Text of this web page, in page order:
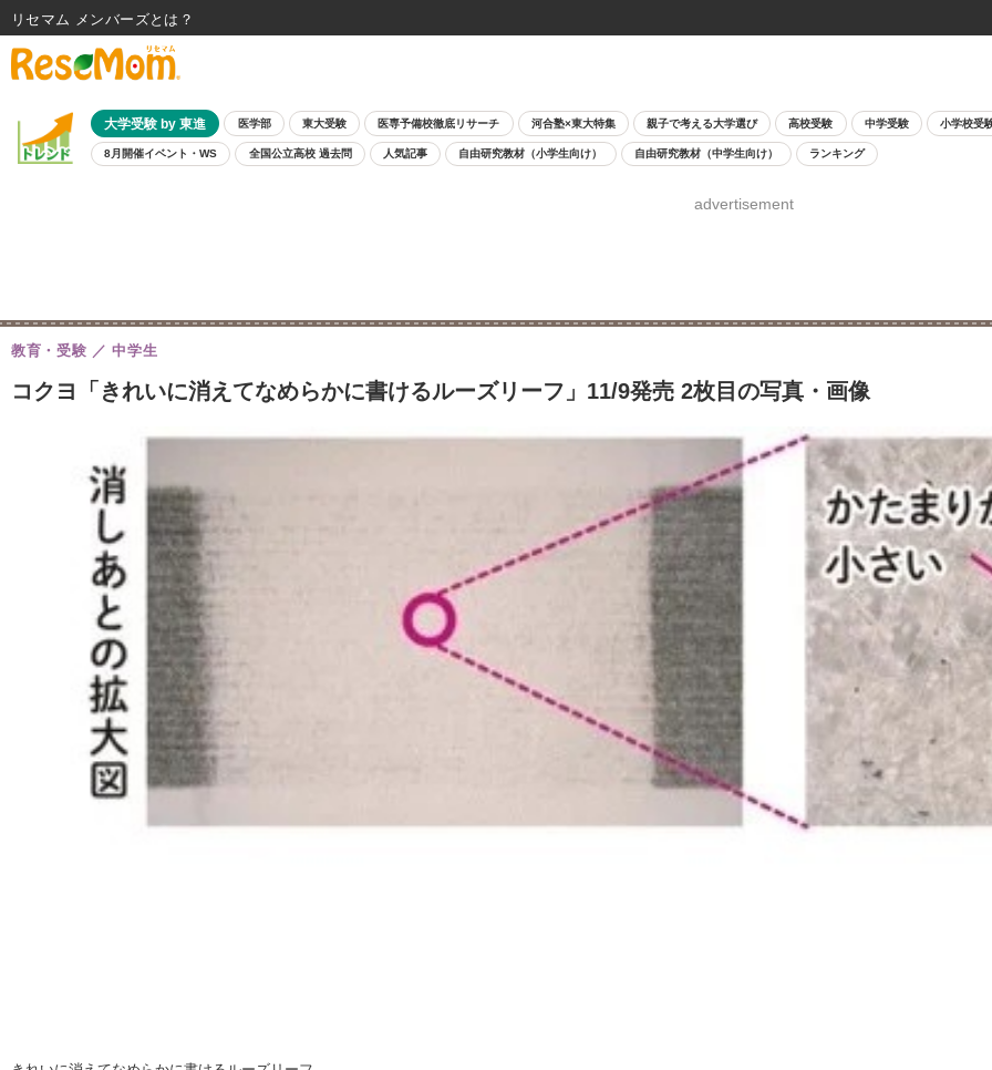
大学受験 by 東進 医学部 東大受験 医専予備校徹底リサーチ 河合塾×東大特集 親子で考える大学選び 高校受験 中学受験 小学校受
8月開催イベント・WS 全国公立高校 過去問 人気記事 自由研究教材（小学生向け） 自由研究教材（中学生向け） ランキング
advertisement
コクヨ「きれいに消えてなめらかに書けるルーズリーフ」11/9発売 2枚目の写真・画像
教育・受験 中学生
リセマム メンバーズ